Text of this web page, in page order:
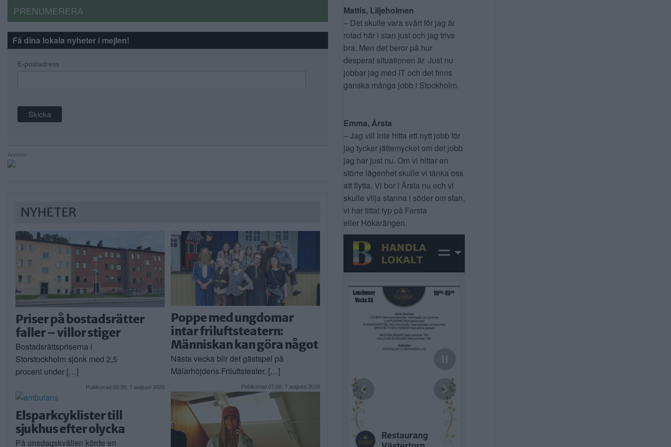
PRENUMERERA
Få dina lokala nyheter i mejlen!
E-postadress
Annons:
NYHETER
Priser på bostadsrätter
faller – villor stiger
Bostadsrättspriserna i
Storstockholm sjönk med 2,5
procent under […]
Publicerad 09:38, 7 augusti 2026
Poppe med ungdomar
intar friluftsteatern:
Människan kan göra något
Nästa vecka blir det gästspel på
Mälarhöjdens Friluftsteater. […]
Publicerad 07:08, 7 augusti 2026
Elsparkcyklister till
sjukhus efter olycka
På onsdagskvällen körde en
Mattis, Liljeholmen
– Det skulle vara svårt för jag är
rotad här i stan just och jag trivs
bra. Men det beror på hur
desperat situationen är. Just nu
jobbar jag med IT och det finns
ganska många jobb i Stockholm.
Emma, Årsta
– Jag vill inte hitta ett nytt jobb för
jag tycker jättemycket om det jobb
jag har just nu. Om vi hittar en
större lägenhet skulle vi tänka oss
att flytta. Vi bor i Årsta nu och vi
skulle vilja stanna i söder om stan,
vi har tittat typ på Farsta
eller Hökarängen.